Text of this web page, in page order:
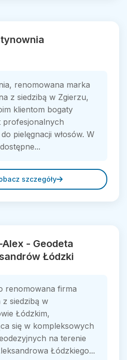
renomowana marka
z siedzibą w Zgierzu,
klientom bogaty
profesjonalnych
pielęgnacji włosów. W
szczegóły
- Geodeta
Łódzki
renomowana firma
z siedzibą w
Łódzkim,
się w kompleksowych
na terenie
Łódzkiego...